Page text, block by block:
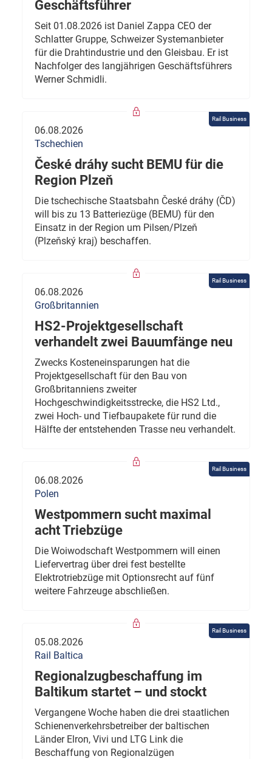
Geschäftsführer
Seit 01.08.2026 ist Daniel Zappa CEO der
Schlatter Gruppe, Schweizer Systemanbieter
für die Drahtindustrie und den Gleisbau. Er ist
Nachfolger des langjährigen Geschäftsführers
Werner Schmidli.
Rail Business
06.08.2026
Tschechien
České dráhy sucht BEMU für die
Region Plzeň
Die tschechische Staatsbahn České dráhy (ČD)
will bis zu 13 Batteriezüge (BEMU) für den
Einsatz in der Region um Pilsen/Plzeň
(Plzeňský kraj) beschaffen.
Rail Business
06.08.2026
Großbritannien
HS2-Projektgesellschaft
verhandelt zwei Bauumfänge neu
Zwecks Kosteneinsparungen hat die
Projektgesellschaft für den Bau von
Großbritanniens zweiter
Hochgeschwindigkeitsstrecke, die HS2 Ltd.,
zwei Hoch- und Tiefbaupakete für rund die
Hälfte der entstehenden Trasse neu verhandelt.
Rail Business
06.08.2026
Polen
Westpommern sucht maximal
acht Triebzüge
Die Woiwodschaft Westpommern will einen
Liefervertrag über drei fest bestellte
Elektrotriebzüge mit Optionsrecht auf fünf
weitere Fahrzeuge abschließen.
Rail Business
05.08.2026
Rail Baltica
Regionalzugbeschaffung im
Baltikum startet – und stockt
Vergangene Woche haben die drei staatlichen
Schienenverkehrsbetreiber der baltischen
Länder Elron, Vivi und LTG Link die
Beschaffung von Regionalzügen